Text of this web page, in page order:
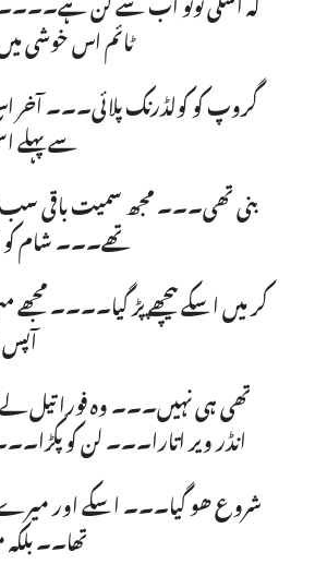
ٹائم اس خوشی
گروپ کو کولڈرنک پلائی۔۔۔
سے پہلے
بنی تھی۔۔۔ مجھ سمیت باقی سب
تھے۔۔۔ شام کو
کر میں اسکے پیچھے پڑ گیا۔۔۔۔
تھی ہی نہیں۔۔۔ وہ فورا تیل
انڈر ویر اتارا۔۔۔ لن کو
شروع ھو گیا۔۔۔ اسکے اور میرے
تھا۔۔ بلکہ